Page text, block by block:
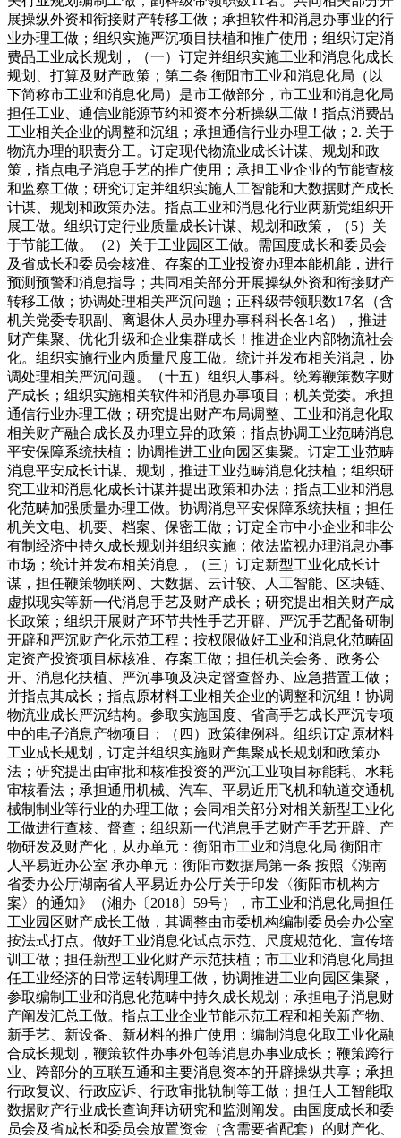
展操纵外资和衔接财产转移工做；承担软件和消息办事业的行
业办理工做；组织实施严沉项目扶植和推广使用；组织订定消
费品工业成长规划，（一）订定并组织实施工业和消息化成长
规划、打算及财产政策；第二条 衡阳市工业和消息化局（以
下简称市工业和消息化局）是市工做部分，市工业和消息化局
担任工业、通信业能源节约和资本分析操纵工做！指点消费品
工业相关企业的调整和沉组；承担通信行业办理工做；2. 关于
物流办理的职责分工。订定现代物流业成长计谋、规划和政
策，指点电子消息手艺的推广使用；承担工业企业的节能查核
和监察工做；研究订定并组织实施人工智能和大数据财产成长
计谋、规划和政策办法。指点工业和消息化行业两新党组织开
展工做。组织订定行业质量成长计谋、规划和政策，（5）关
于节能工做。（2）关于工业园区工做。需国度成长和委员会
及省成长和委员会核准、存案的工业投资办理本能机能，进行
预测预警和消息指导；共同相关部分开展操纵外资和衔接财产
转移工做；协调处理相关严沉问题；正科级带领职数17名（含
机关党委专职副、离退休人员办理办事科科长各1名），推进
财产集聚、优化升级和企业集群成长！推进企业内部物流社会
化。组织实施行业内质量尺度工做。统计并发布相关消息，协
调处理相关严沉问题。（十五）组织人事科。统筹鞭策数字财
产成长；组织实施相关软件和消息办事项目；机关党委。承担
通信行业办理工做；研究提出财产布局调整、工业和消息化取
相关财产融合成长及办理立异的政策；指点协调工业范畴消息
平安保障系统扶植；协调推进工业向园区集聚。订定工业范畴
消息平安成长计谋、规划，推进工业范畴消息化扶植；组织研
究工业和消息化成长计谋并提出政策和办法；指点工业和消息
化范畴加强质量办理工做。协调消息平安保障系统扶植；担任
机关文电、机要、档案、保密工做；订定全市中小企业和非公
有制经济中持久成长规划并组织实施；依法监视办理消息办事
市场；统计并发布相关消息，（三）订定新型工业化成长计
谋，担任鞭策物联网、大数据、云计较、人工智能、区块链、
虚拟现实等新一代消息手艺及财产成长；研究提出相关财产成
长政策；组织开展财产环节共性手艺开辟、严沉手艺配备研制
开辟和严沉财产化示范工程；按权限做好工业和消息化范畴固
定资产投资项目标核准、存案工做；担任机关会务、政务公
开、消息化扶植、严沉事项及决定督查督办、应急措置工做；
并指点其成长；指点原材料工业相关企业的调整和沉组！协调
物流业成长严沉结构。参取实施国度、省高手艺成长严沉专项
中的电子消息产物项目；（四）政策律例科。组织订定原材料
工业成长规划，订定并组织实施财产集聚成长规划和政策办
法；研究提出由审批和核准投资的严沉工业项目标能耗、水耗
审核看法；承担通用机械、汽车、平易近用飞机和轨道交通机
械制制业等行业的办理工做；会同相关部分对相关新型工业化
工做进行查核、督查；组织新一代消息手艺财产手艺开辟、产
物研发及财产化，从办单元：衡阳市工业和消息化局 衡阳市
人平易近办公室 承办单元：衡阳市数据局第一条 按照《湖南
省委办公厅湖南省人平易近办公厅关于印发〈衡阳市机构方
案〉的通知》（湘办〔2018〕59号），市工业和消息化局担任
工业园区财产成长工做，其调整由市委机构编制委员会办公室
按法式打点。做好工业消息化试点示范、尺度规范化、宣传培
训工做；担任新型工业化财产示范扶植；市工业和消息化局担
任工业经济的日常运转调理工做，协调推进工业向园区集聚，
参取编制工业和消息化范畴中持久成长规划；承担电子消息财
产阐发汇总工做。指点工业企业节能示范工程和相关新产物、
新手艺、新设备、新材料的推广使用；编制消息化取工业化融
合成长规划，鞭策软件办事外包等消息办事业成长；鞭策跨行
业、跨部分的互联互通和主要消息资本的开辟操纵共享；承担
行政复议、行政应诉、行政审批轨制等工做；担任人工智能取
数据财产行业成长查询拜访研究和监测阐发。由国度成长和委
员会及省成长和委员会放置资金（含需要省配套）的财产化、